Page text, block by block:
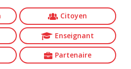
Citoyen
Enseignant
Partenaire